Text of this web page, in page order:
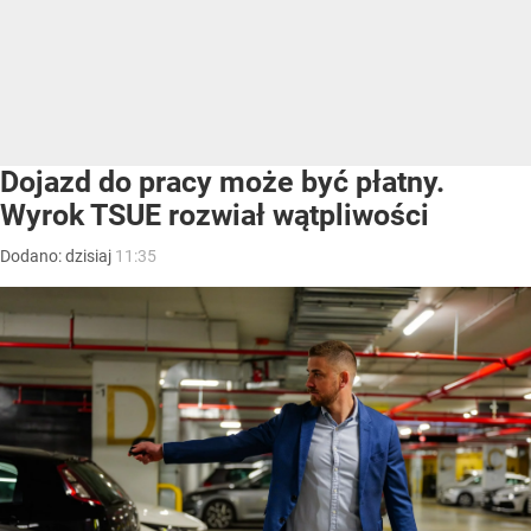
Dojazd do pracy może być płatny.
Wyrok TSUE rozwiał wątpliwości
Dodano:dzisiaj 11:35